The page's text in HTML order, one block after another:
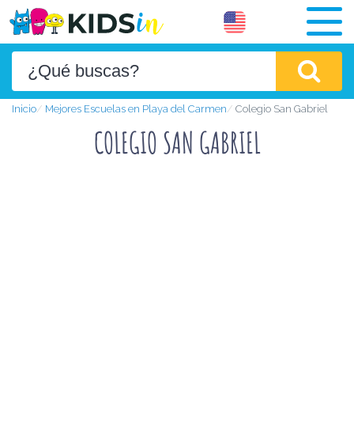
Inicio Mejores Escuelas en Playa del Carmen Colegio San Gabriel
COLEGIO SAN GABRIEL